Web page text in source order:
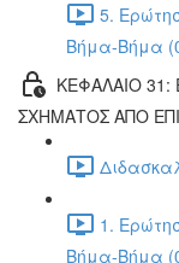
5.
Βήμα-Βήμα
ΚΕΦΑΛΑΙΟ 31:
ΣΧΗΜΑΤΟΣ ΑΠΟ
1.
Βήμα-Βήμα